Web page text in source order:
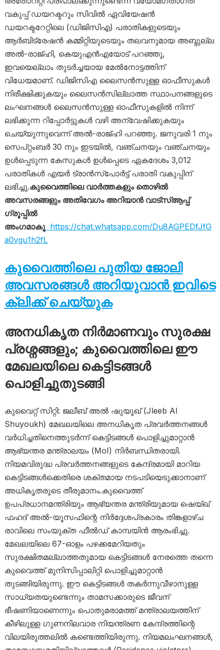
വകുപ്പ് ഡയറക്ടറും സിവിൽ ഏവിയേഷൻ
ഡയറക്ടറേറ്റിലെ (ഡിജിസിഎ) പരാതികളുടെയും
ആർബിട്രേഷൻ കമ്മിറ്റിയുടെയും തലവനുമായ അബ്ദുല്ല
അൽ-രാജ്ഹി, കെ‌യു‌എൻ‌എയോട് പറഞ്ഞു,
ഇവയെല്ലാം തുടർച്ചയായ മേൽനോട്ടത്തിന്
വിധേയമാണ്. ഡിജിസി‌എ ലൈസൻസുള്ള ഓഫീസുകൾ
നിരീക്ഷിക്കുകയും ലൈസൻസില്ലാത്ത സ്ഥാപനങ്ങളുടെ
ലംഘനങ്ങൾ ലൈസൻസുള്ള ഓഫീസുകളിൽ നിന്ന്
ലഭിക്കുന്ന റിപ്പോർട്ടുകൾ വഴി അന്വേഷിക്കുകയും
ചെയ്യുന്നുവെന്ന് അൽ-രാജ്ഹി പറഞ്ഞു. ജനുവരി 1 നും
സെപ്റ്റംബർ 30 നും ഇടയിൽ, വഞ്ചനയും വഞ്ചനയും
ഉൾപ്പെടുന്ന കേസുകൾ ഉൾപ്പെടെ ഏകദേശം 3,012
പരാതികൾ എയർ ട്രാൻസ്പോർട്ട് പരാതി വകുപ്പിന്
ലഭിച്ചു.കുവൈത്തിലെ വാർത്തകളും തൊഴിൽ
അവസരങ്ങളും അതിവേഗം അറിയാൻ വാട്സ്ആപ്പ്
ഗ്രൂപ്പിൽ
അംഗമാകൂhttps://chat.whatsapp.com/Du8AGPEDfJfG
a0vgu1h2fL
കുവൈത്തിലെ പുതിയ ജോലി
അവസരങ്ങൾ അറിയുവാൻ ഇവിടെ
ക്ലിക്ക് ചെയ്യുക
അനധികൃത നിർമാണവും സുരക്ഷ
പ്രശ്നങ്ങളും; കുവൈത്തിലെ ഈ
മേഖലയിലെ കെട്ടിടങ്ങൾ
പൊളിച്ചുതുടങ്ങി
കുവൈറ്റ് സിറ്റി: ജലീബ് അൽ ഷുയൂഖ് (Jleeb Al
Shuyoukh) മേഖലയിലെ അനധികൃത പ്രവർത്തനങ്ങൾ
വർധിച്ചതിനെത്തുടർന്ന് കെട്ടിടങ്ങൾ പൊളിച്ചുമാറ്റാൻ
ആഭ്യന്തര മന്ത്രാലയം (MoI) നിർബന്ധിതരായി.
നിയമവിരുദ്ധ പ്രവർത്തനങ്ങളുടെ കേന്ദ്രമായി മാറിയ
കെട്ടിടങ്ങൾക്കെതിരെ ശക്തമായ നടപടിയെടുക്കാനാണ്
അധികൃതരുടെ തീരുമാനം.കുവൈത്ത്
ഉപപ്രധാനമന്ത്രിയും ആഭ്യന്തര മന്ത്രിയുമായ ഷെയ്ഖ്
ഫഹദ് അൽ-യൂസഫിന്റെ നിർദ്ദേശപ്രകാരം തിങ്കളാഴ്ച
രാവിലെ സംയുക്ത ഫീൽഡ് കാമ്പയിൻ ആരംഭിച്ചു.
മേഖലയിലെ 67-ഓളം പഴക്കമേറിയതും
സുരക്ഷിതമല്ലാത്തതുമായ കെട്ടിടങ്ങൾ നേരത്തെ തന്നെ
കുവൈത്ത് മുനിസിപ്പാലിറ്റി പൊളിച്ചുമാറ്റാൻ
തുടങ്ങിയിരുന്നു. ഈ കെട്ടിടങ്ങൾ തകർന്നുവീഴാനുള്ള
സാധ്യതയുണ്ടെന്നും താമസക്കാരുടെ ജീവന്
ഭീഷണിയാണെന്നും പൊതുമരാമത്ത് മന്ത്രാലയത്തിന്
കീഴിലുള്ള ഗുണനിലവാര നിയന്ത്രണ കേന്ദ്രത്തിന്റെ
വിലയിരുത്തലിൽ കണ്ടെത്തിയിരുന്നു. നിയമലംഘനങ്ങൾ,